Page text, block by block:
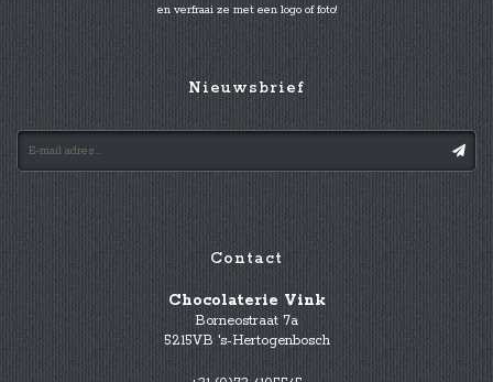
en verfraai ze met een logo of foto!
Nieuwsbrief
Contact
Chocolaterie Vink
Borneostraat 7a
5215VB 's-Hertogenbosch